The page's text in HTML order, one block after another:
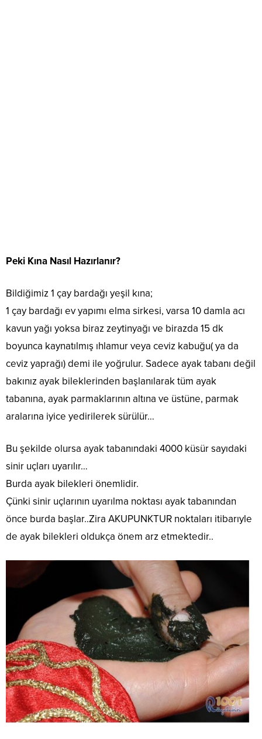
Peki Kına Nasıl Hazırlanır?
Bildiğimiz 1 çay bardağı yeşil kına;
1 çay bardağı ev yapımı elma sirkesi, varsa 10 damla acı
kavun yağı yoksa biraz zeytinyağı ve birazda 15 dk
boyunca kaynatılmış ıhlamur veya ceviz kabuğu( ya da
ceviz yaprağı) demi ile yoğrulur. Sadece ayak tabanı değil
bakınız ayak bileklerinden başlanılarak tüm ayak
tabanına, ayak parmaklarının altına ve üstüne, parmak
aralarına iyice yedirilerek sürülür…
Bu şekilde olursa ayak tabanındaki 4000 küsür sayıdaki
sinir uçları uyarılır…
Burda ayak bilekleri önemlidir.
Çünki sinir uçlarının uyarılma noktası ayak tabanından
önce burda başlar..Zira AKUPUNKTUR noktaları itibarıyle
de ayak bilekleri oldukça önem arz etmektedir..